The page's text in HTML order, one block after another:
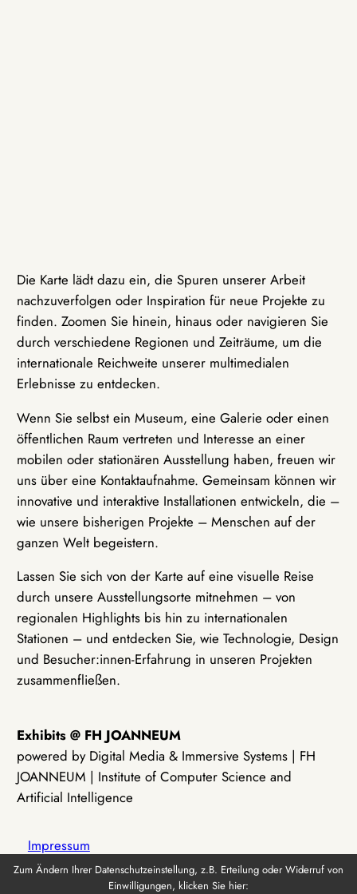
Die Karte lädt dazu ein, die Spuren unserer Arbeit
nachzuverfolgen oder Inspiration für neue Projekte zu
finden. Zoomen Sie hinein, hinaus oder navigieren Sie
durch verschiedene Regionen und Zeiträume, um die
internationale Reichweite unserer multimedialen
Erlebnisse zu entdecken.
Wenn Sie selbst ein Museum, eine Galerie oder einen
öffentlichen Raum vertreten und Interesse an einer
mobilen oder stationären Ausstellung haben, freuen wir
uns über eine Kontaktaufnahme. Gemeinsam können wir
innovative und interaktive Installationen entwickeln, die –
wie unsere bisherigen Projekte – Menschen auf der
ganzen Welt begeistern.
Lassen Sie sich von der Karte auf eine visuelle Reise
durch unsere Ausstellungsorte mitnehmen – von
regionalen Highlights bis hin zu internationalen
Stationen – und entdecken Sie, wie Technologie, Design
und Besucher:innen-Erfahrung in unseren Projekten
zusammenfließen.
Exhibits @ FH JOANNEUM
powered by Digital Media & Immersive Systems | FH
JOANNEUM | Institute of Computer Science and
Artificial Intelligence
Impressum
Zum Ändern Ihrer Datenschutzeinstellung, z.B. Erteilung oder Widerruf von
Einwilligungen, klicken Sie hier: